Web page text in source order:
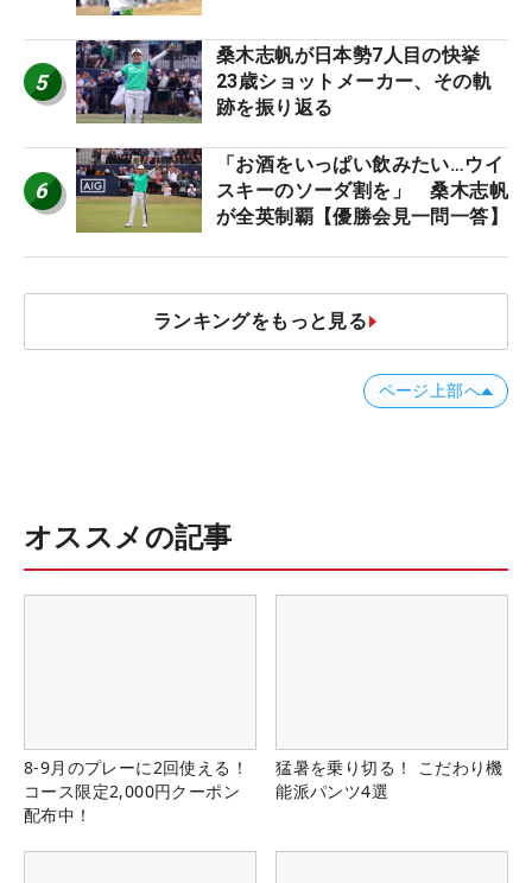
5
桑木志帆が日本勢7人目の快挙
23歳ショットメーカー、その軌
跡を振り返る
6
「お酒をいっぱい飲みたい…ウイ
スキーのソーダ割を」 桑木志帆
が全英制覇【優勝会見一問一答】
ランキングをもっと見る
ページ上部へ
オススメの記事
8-9月のプレーに2回使える！
コース限定2,000円クーポン
配布中！
猛暑を乗り切る！ こだわり機
能派パンツ4選